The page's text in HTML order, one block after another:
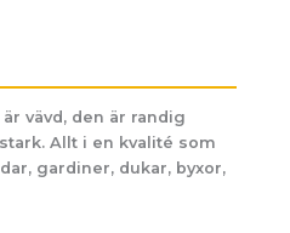
vävd, den är randig
Allt i en kvalité som
gardiner, dukar, byxor,